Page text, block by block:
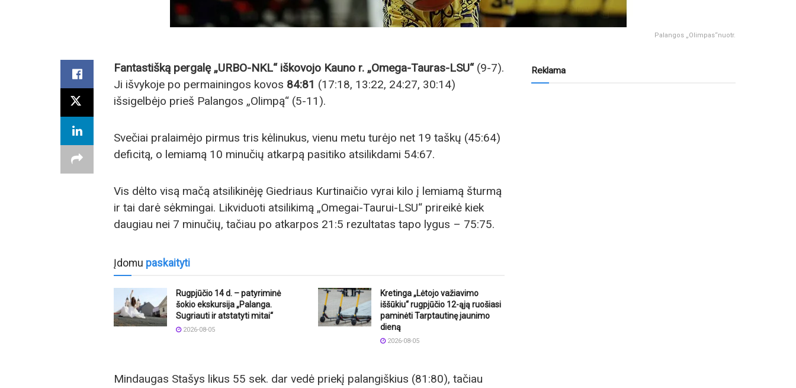
Palangos „Olimpas“nuotr.
Fantastišką pergalę „URBO-NKL“ iškovojo Kauno r. „Omega-Tauras-LSU“(9-7).
Ji išvykoje po permainingos kovos 84:81 (17:18, 13:22, 24:27, 30:14)
išsigelbėjo prieš Palangos „Olimpą“ (5-11).
Svečiai pralaimėjo pirmus tris kėlinukus, vienu metu turėjo net 19 taškų (45:64)
deficitą, o lemiamą 10 minučių atkarpą pasitiko atsilikdami 54:67.
Vis dėlto visą mačą atsilikinėję Giedriaus Kurtinaičio vyrai kilo į lemiamą šturmą
ir tai darė sėkmingai. Likviduoti atsilikimą „Omegai-Taurui-LSU“ prireikė kiek
daugiau nei 7 minučių, tačiau po atkarpos 21:5 rezultatas tapo lygus – 75:75.
Įdomu paskaityti
Rugpjūčio 14 d. – patyriminė
šokio ekskursija „Palanga.
Sugriauti ir atstatyti mitai“
2026-08-05
Kretinga „Lėtojo važiavimo
iššūkiu“ rugpjūčio 12-ąją ruošiasi
paminėti Tarptautinę jaunimo
dieną
2026-08-05
Mindaugas Stašys likus 55 sek. dar vedė priekį palangiškius (81:80), tačiau
Reklama